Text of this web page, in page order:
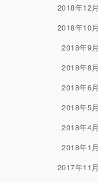
2018年12月
2018年10月
2018年9月
2018年8月
2018年6月
2018年5月
2018年4月
2018年1月
2017年11月